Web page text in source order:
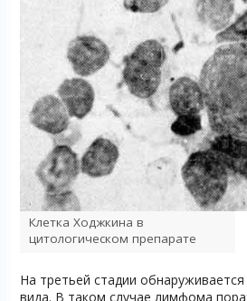
Клетка Ходжкина в
цитологическом препарате
На третьей стадии
вида. В таком случае лимфома